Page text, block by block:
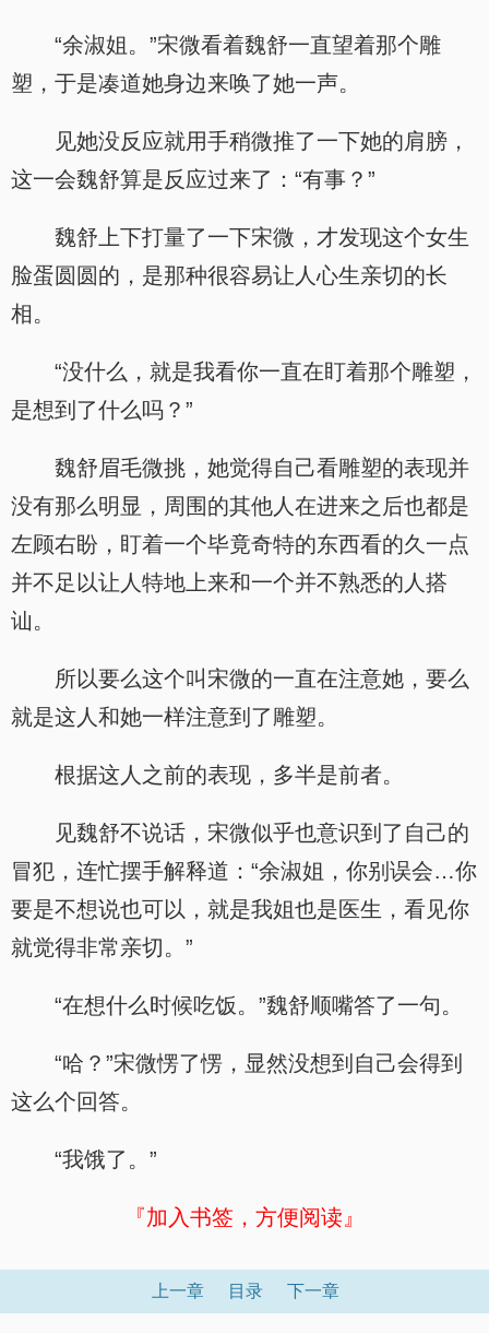
“余淑姐。”宋微看着魏舒一直望着那个雕
塑，于是凑道她身边来唤了她一声。
见她没反应就用手稍微推了一下她的肩膀，
这一会魏舒算是反应过来了：“有事？”
魏舒上下打量了一下宋微，才发现这个女生
脸蛋圆圆的，是那种很容易让人心生亲切的长
相。
“没什么，就是我看你一直在盯着那个雕塑，
是想到了什么吗？”
魏舒眉毛微挑，她觉得自己看雕塑的表现并
没有那么明显，周围的其他人在进来之后也都是
左顾右盼，盯着一个毕竟奇特的东西看的久一点
并不足以让人特地上来和一个并不熟悉的人搭
讪。
所以要么这个叫宋微的一直在注意她，要么
就是这人和她一样注意到了雕塑。
根据这人之前的表现，多半是前者。
见魏舒不说话，宋微似乎也意识到了自己的
冒犯，连忙摆手解释道：“余淑姐，你别误会…你
要是不想说也可以，就是我姐也是医生，看见你
就觉得非常亲切。”
“在想什么时候吃饭。”魏舒顺嘴答了一句。
“哈？”宋微愣了愣，显然没想到自己会得到
这么个回答。
“我饿了。”
『加入书签，方便阅读』
上一章 目录 下一章